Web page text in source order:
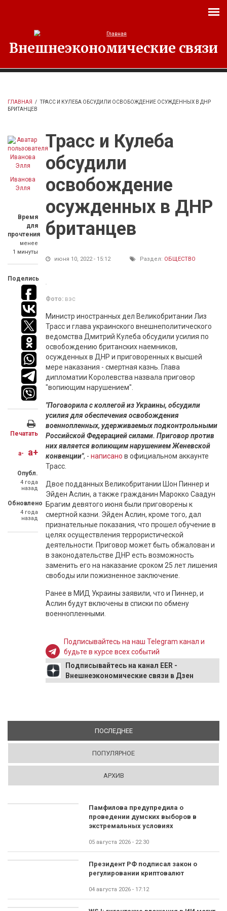
Внешнеэкономические связи
ГЛАВНАЯ / ТРАСС И КУЛЕБА ОБСУДИЛИ ОСВОБОЖДЕНИЕ ОСУЖДЕННЫХ В ДНР
БРИТАНЦЕВ
Иванова
Элля
Время
для
прочтения
менее
1 минуты
Поделись
Печатать
a- a+
Опубл.
4 года
назад
Обновлено
4 года
назад
Трасс и Кулеба
обсудили
освобождение
осужденных в ДНР
британцев
июня 10, 2022 - 15:12 Раздел: ОБЩЕСТВО
Фото: вэс
Министр иностранных дел Великобритании Лиз
Трасс и глава украинского внешнеполитического
ведомства Дмитрий Кулеба обсудили усилия по
освобождению британских наемников,
осужденных в ДНР и приговоренных к высшей
мере наказания - смертная казнь. Глава
дипломатии Королевства назвала приговор
"вопиющим нарушением".
"Поговорила с коллегой из Украины, обсудили
усилия для обеспечения освобождения
военнопленных, удерживаемых подконтрольными
Российской Федерацией силами. Приговор против
них является вопиющим нарушением Женевской
конвенции", - написано в официальном аккаунте
Трасс.
Двое подданных Великобритании Шон Пиннер и
Эйден Аслин, а также гражданин Марокко Саадун
Брагим девятого июня были приговорены к
смертной казни. Эйден Аслин, кроме того, дал
признательные показания, что прошел обучение в
целях осуществления террористической
деятельности. Приговор может быть обжалован и
в законодательстве ДНР есть возможность
заменить его на наказание сроком 25 лет лишения
свободы или пожизненное заключение.
Ранее в МИД Украины заявили, что и Пиннер, и
Аслин будут включены в списки по обмену
военнопленными.
Подписывайтесь на наш Telegram канал и
будьте в курсе всех событий
Подписывайтесь на канал EER -
Внешнеэкономические связи в Дзен
ПОСЛЕДНЕЕ(АКТИВНАЯ ВКЛАДКА)
ПОПУЛЯРНОЕ
АРХИВ
Памфилова предупредила о
проведении думских выборов в
экстремальных условиях
05 августа 2026 - 22:30
Президент РФ подписал закон о
регулировании криптовалют
04 августа 2026 - 17:12